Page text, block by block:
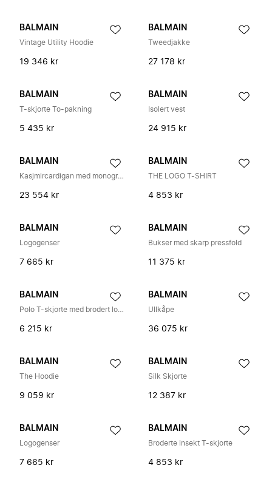
BALMAIN
Vintage Utility Hoodie
19 346 kr
BALMAIN
Tweedjakke
27 178 kr
BALMAIN
T-skjorte To-pakning
5 435 kr
BALMAIN
Isolert vest
24 915 kr
BALMAIN
Kasjmircardigan med monogram
23 554 kr
BALMAIN
THE LOGO T-SHIRT
4 853 kr
BALMAIN
Logogenser
7 665 kr
BALMAIN
Bukser med skarp pressfold
11 375 kr
BALMAIN
Polo T-skjorte med brodert logo
6 215 kr
BALMAIN
Ullkåpe
36 075 kr
BALMAIN
The Hoodie
9 059 kr
BALMAIN
Silk Skjorte
12 387 kr
BALMAIN
Logogenser
7 665 kr
BALMAIN
Broderte insekt T-skjorte
4 853 kr